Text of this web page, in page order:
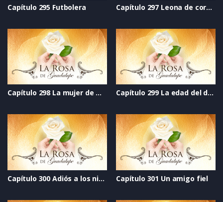
Capítulo 295 Futbolera Capítulo 297 Leona de corazón
Capítulo 298 La mujer de mi vida Capítulo 299 La edad del deseo
Capítulo 300 Adiós a los ninis Capítulo 301 Un amigo fiel